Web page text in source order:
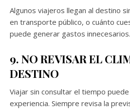
Algunos viajeros llegan al destino
en transporte público, o cuánto
puede generar gastos innecesarios.
9. NO REVISAR EL
DESTINO
Viajar sin consultar el tiempo
experiencia. Siempre revisa la